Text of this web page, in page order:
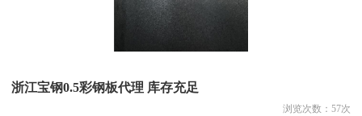
浙江宝钢0.5彩钢板代理 库存充足
浏览次数： 57次